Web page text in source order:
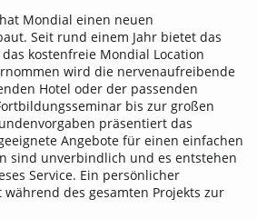
Mondial einen neuen
Seit rund einem Jahr bietet das
kostenfreie Mondial Location
wird die nervenaufreibende
Hotel oder der passenden
bis zur großen
präsentiert das
Angebote für einen einfachen
sind unverbindlich und es entstehen
Service. Ein persönlicher
des gesamten Projekts zur